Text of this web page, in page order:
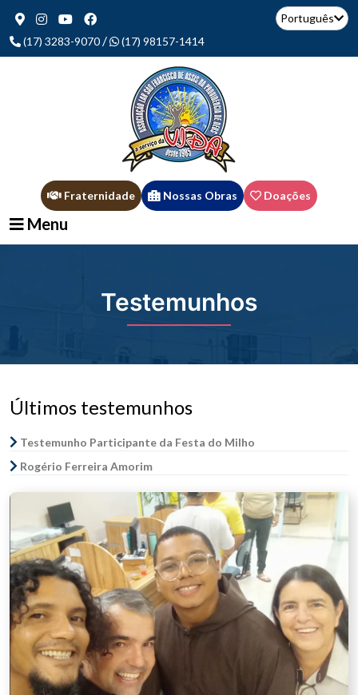
Português
(17) 3283-9070 / (17) 98157-1414
Fraternidade Nossas Obras Doações
Menu
Testemunhos
Últimos testemunhos
Testemunho Participante da Festa do Milho
Rogério Ferreira Amorim